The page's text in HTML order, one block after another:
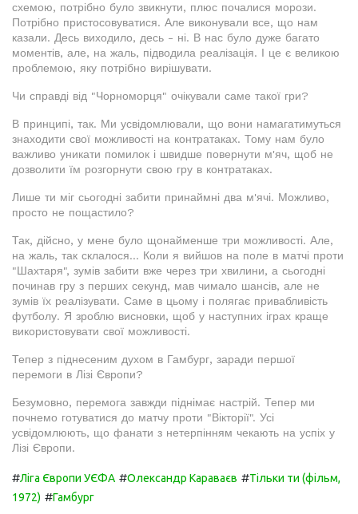
схемою, потрібно було звикнути, плюс почалися морози.
Потрібно пристосовуватися. Але виконували все, що нам
казали. Десь виходило, десь - ні. В нас було дуже багато
моментів, але, на жаль, підводила реалізація. І це є великою
проблемою, яку потрібно вирішувати.
Чи справді від "Чорноморця" очікували саме такої гри?
В принципі, так. Ми усвідомлювали, що вони намагатимуться
знаходити свої можливості на контратаках. Тому нам було
важливо уникати помилок і швидше повернути м'яч, щоб не
дозволити їм розгорнути свою гру в контратаках.
Лише ти міг сьогодні забити принаймні два м'ячі. Можливо,
просто не пощастило?
Так, дійсно, у мене було щонайменше три можливості. Але,
на жаль, так склалося... Коли я вийшов на поле в матчі проти
"Шахтаря", зумів забити вже через три хвилини, а сьогодні
починав гру з перших секунд, мав чимало шансів, але не
зумів їх реалізувати. Саме в цьому і полягає привабливість
футболу. Я зроблю висновки, щоб у наступних іграх краще
використовувати свої можливості.
Тепер з піднесеним духом в Гамбург, заради першої
перемоги в Лізі Європи?
Безумовно, перемога завжди піднімає настрій. Тепер ми
почнемо готуватися до матчу проти "Вікторії". Усі
усвідомлюють, що фанати з нетерпінням чекають на успіх у
Лізі Європи.
#Ліга Європи УЄФА #Олександр Караваєв #Тільки ти (фільм,
1972) #Гамбург